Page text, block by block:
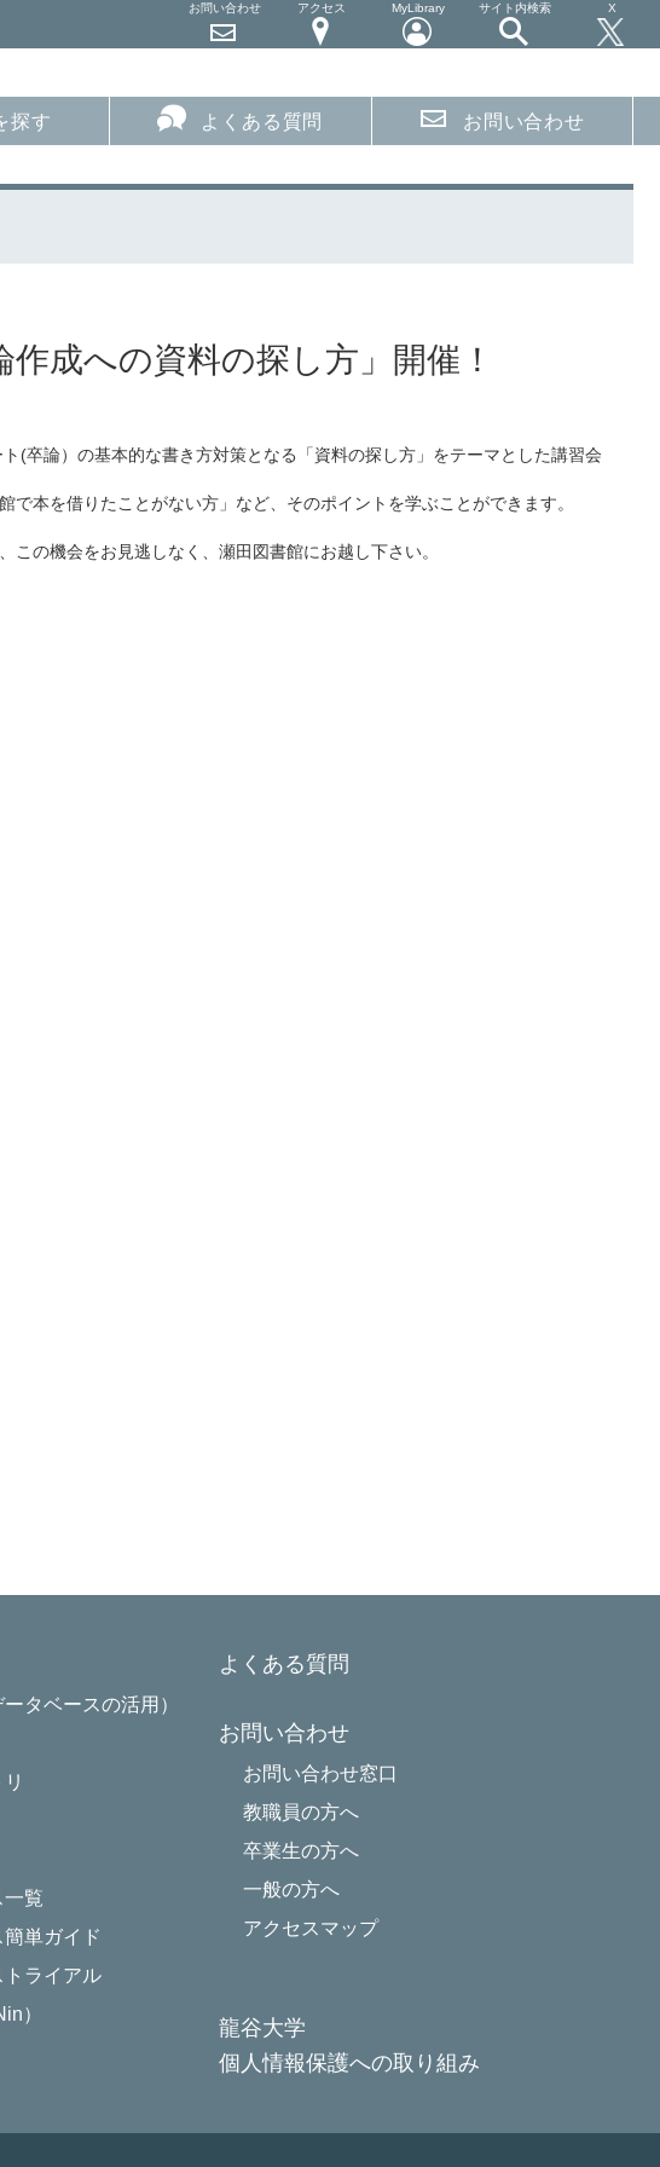
お問い合わせ アクセス MyLibrary サイト内検索 X
探す よくある質問 お問い合わせ
成への資料の探し方」開催！
卒論）の基本的な書き方対策となる「資料の探し方」をテーマとした講習会
本を借りたことがない方」など、そのポイントを学ぶことができます。
の機会をお見逃しなく、瀬田図書館にお越し下さい。
タベースの活用）
一覧
単ガイド
トライアル
）
よくある質問
お問い合わせ
お問い合わせ窓口
教職員の方へ
卒業生の方へ
一般の方へ
アクセスマップ
龍谷大学
個人情報保護への取り組み